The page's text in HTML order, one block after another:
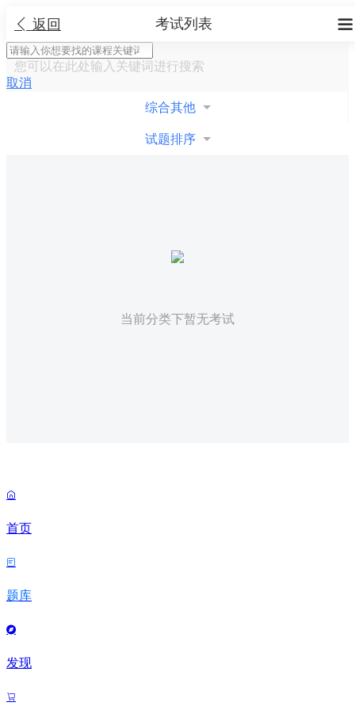
 返回 
考试列表
您可以在此处输入关键词进行搜索
取消
综合其他
试题排序
当前分类下暂无考试

首页

题库

发现
